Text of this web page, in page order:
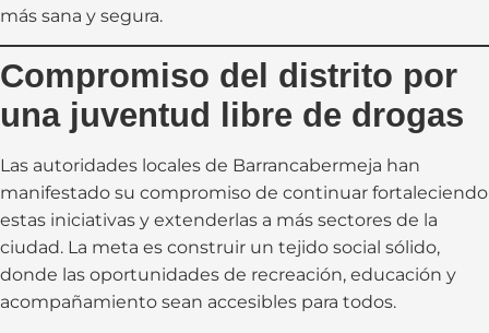
más sana y segura.
Compromiso del distrito por
una juventud libre de drogas
Las autoridades locales de Barrancabermeja han
manifestado su compromiso de continuar fortaleciendo
estas iniciativas y extenderlas a más sectores de la
ciudad. La meta es construir un tejido social sólido,
donde las oportunidades de recreación, educación y
acompañamiento sean accesibles para todos.